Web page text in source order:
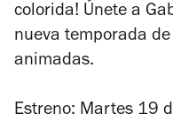
colorida! Únete a
nueva temporada
animadas.
Estreno: Martes 19